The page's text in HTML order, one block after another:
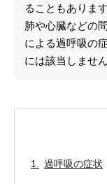
ることもありま
肺や心臓などの
による過呼吸の
には該当しません
過呼吸の症状